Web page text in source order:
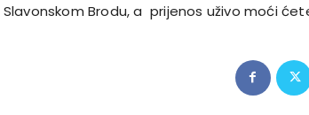
Slavonskom Brodu, a prijenos uživo moći